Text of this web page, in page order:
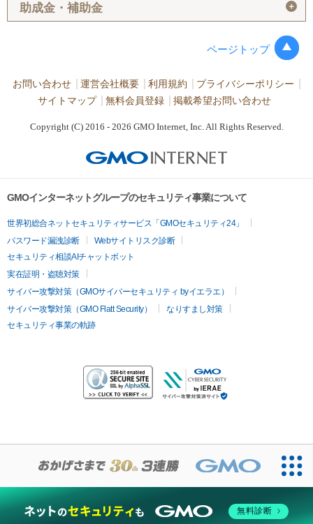
助成金・補助金 ＋
ページトップ
お問い合わせ 運営会社概要 利用規約
プライバシーポリシー
サイトマップ
無料会員登録 掲載希望お問い合わせ
Copyright (C) 2016 - 2026 GMO Internet, Inc. All Rights Reserved.
GMOインターネットグループのセキュリティ事業について
世界初総合ネットセキュリティサービス「GMOセキュリティ24」
パスワード漏洩診断
Webサイトリスク診断
セキュリティ相談AIチャットボット
実在証明・盗聴対策
サイバー攻撃対策（GMOサイバーセキュリティ byイエラエ）
サイバー攻撃対策（GMO Flatt Security）
なりすまし対策
セキュリティ事業の軌跡
無料診断